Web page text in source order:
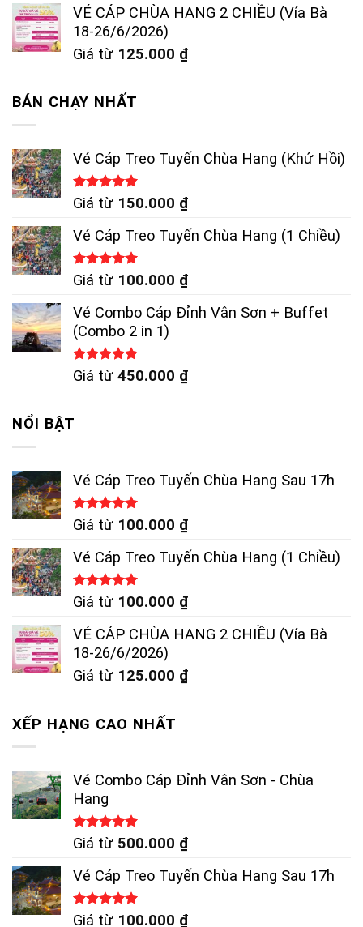
VÉ CÁP CHÙA HANG 2 CHIỀU (Vía Bà
18-26/6/2026)
Giá từ 125.000 ₫
BÁN CHẠY NHẤT
Vé Cáp Treo Tuyến Chùa Hang (Khứ Hồi)
Được xếp
Giá từ 150.000 ₫
Vé Cáp Treo Tuyến Chùa Hang (1 Chiều)
Được xếp
Giá từ 100.000 ₫
Vé Combo Cáp Đỉnh Vân Sơn + Buffet
(Combo 2 in 1)
Được xếp
Giá từ 450.000 ₫
NỔI BẬT
Vé Cáp Treo Tuyến Chùa Hang Sau 17h
Được xếp
Giá từ 100.000 ₫
Vé Cáp Treo Tuyến Chùa Hang (1 Chiều)
Được xếp
5 sao
Giá từ 100.000 ₫
VÉ CÁP CHÙA HANG 2 CHIỀU (Vía Bà
18-26/6/2026)
Giá từ 125.000 ₫
XẾP HẠNG CAO NHẤT
Vé Combo Cáp Đỉnh Vân Sơn - Chùa
Hang
Được xếp
Giá từ 500.000 ₫
Vé Cáp Treo Tuyến Chùa Hang Sau 17h
Được xếp
Giá từ 100.000 ₫